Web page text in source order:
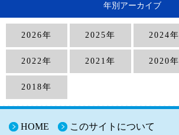
年別アーカイブ
2026年 2025年 2024年
2022年 2021年 2020年
2018年
HOME このサイトについて